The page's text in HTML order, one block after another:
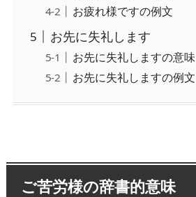
お疲れ様ですの例文
お先に失礼します
お先に失礼しますの意味
お先に失礼しますの例文
ご苦労様の辞書的意味